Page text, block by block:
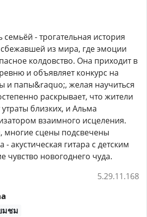
семьёй - трогательная история
из мира, где эмоции
колдовство. Она приходит в
и объявляет конкурc на
и папы&raquo;, желая научиться
раскрывает, что жители
близких, и Альма
взаимного исцеления.
многие сцены подсвечены
акустическая гитара с детским
чувство новогоднего чуда.
5.29.11.168
มชม